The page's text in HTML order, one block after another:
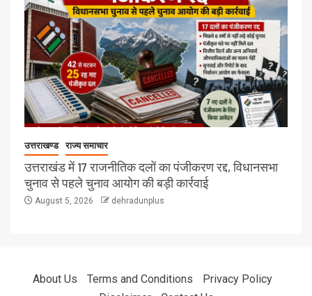
उत्तराखण्ड राज्य समाचार
उत्तराखंड में 17 राजनीतिक दलों का पंजीकरण रद्द, विधानसभा
चुनाव से पहले चुनाव आयोग की बड़ी कार्रवाई
August 5, 2026 dehradunplus
About Us Terms and Conditions
Privacy Policy